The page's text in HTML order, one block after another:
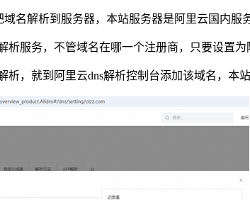
名解析到服务器，本站服务器是阿里云国内服
析服务，不管域名在哪一个注册商，只要设置为
析，就到阿里云dns解析控制台添加该域名，本